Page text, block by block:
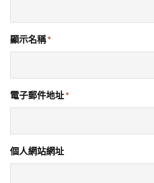
顯示名稱*
電子郵件地址*
個人網站網址